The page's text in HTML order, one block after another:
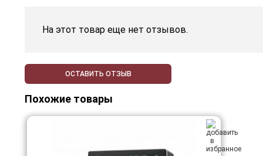
На этот товар еще нет отзывов.
ОСТАВИТЬ ОТЗЫВ
Похожие товары